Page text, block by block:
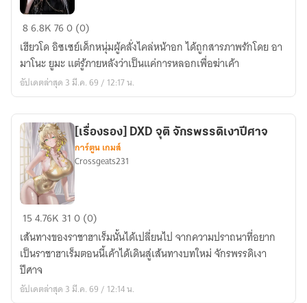
[DXD]
การ
เปลี่ยน
ไป
ของ
วโด
อิซ
เซย์
หรือ
อิซ
เซย์
น่า
86.8K760 (0)
เฮียวโด อิซเซย์เด็กหนุ่มผู้คลั่งไคล่หน้าอก ได้ถูกสารภาพรักโดย อา
มาโนะ ยูมะ แต่รู้ภายหลังว่าเป็นแค่การหลอกเพื่อฆ่าเค้า
อัปเดตล่าสุด 3 มี.ค. 69 / 12:17 น.
[เรื่อง
รอง]
DXD
จุติ
จักรพรรดิ
เงา
[เรื่องรอง] DXD จุติ จักรพรรดิเงาปีศาจ
การ์ตูน เกมส์
Crossgeats231
154.76K 310 (0)
เส้นทางของราชาฮาเร็มนั้นได้เปลี่ยนไป จากความปราถนาที่อยาก
เป็นราชาฮาเร็มตอนนี้เค้าได้เดินสู่เส้นทางบทใหม่ จักรพรรดิเงา
ปีศาจ
อัปเดตล่าสุด 3 มี.ค. 69 / 12:14 น.